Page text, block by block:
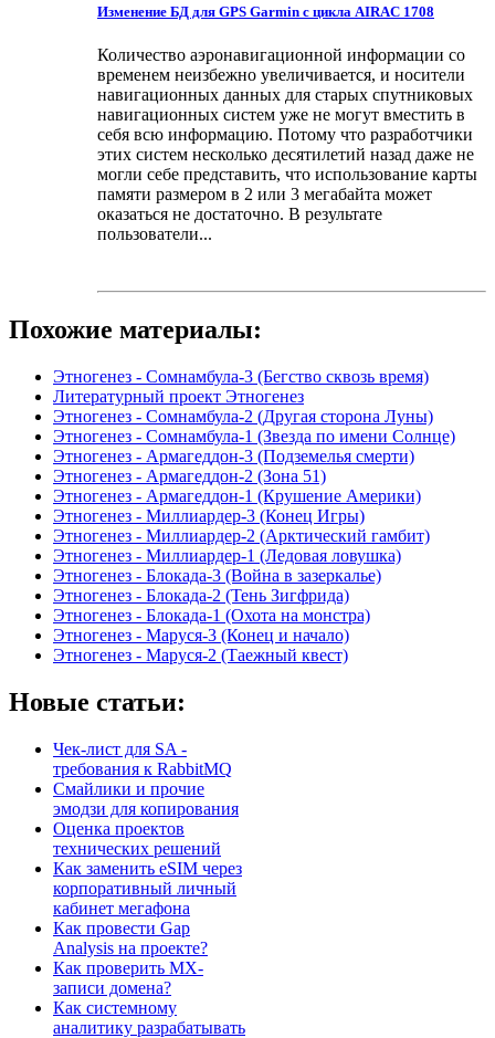
Изменение БД для GPS Garmin с цикла AIRAC 1708
Количество аэронавигационной информации со
временем неизбежно увеличивается, и носители
навигационных данных для старых спутниковых
навигационных систем уже не могут вместить в
себя всю информацию. Потому что разработчики
этих систем несколько десятилетий назад даже не
могли себе представить, что использование карты
памяти размером в 2 или 3 мегабайта может
оказаться не достаточно. В результате
пользователи...
Похожие материалы:
Этногенез - Сомнамбула-3 (Бегство сквозь время)
Литературный проект Этногенез
Этногенез - Сомнамбула-2 (Другая сторона Луны)
Этногенез - Сомнамбула-1 (Звезда по имени Солнце)
Этногенез - Армагеддон-3 (Подземелья смерти)
Этногенез - Армагеддон-2 (Зона 51)
Этногенез - Армагеддон-1 (Крушение Америки)
Этногенез - Миллиардер-3 (Конец Игры)
Этногенез - Миллиардер-2 (Арктический гамбит)
Этногенез - Миллиардер-1 (Ледовая ловушка)
Этногенез - Блокада-3 (Война в зазеркалье)
Этногенез - Блокада-2 (Тень Зигфрида)
Этногенез - Блокада-1 (Охота на монстра)
Этногенез - Маруся-3 (Конец и начало)
Этногенез - Маруся-2 (Таежный квест)
Новые статьи:
Чек-лист для SA -
требования к RabbitMQ
Смайлики и прочие
эмодзи для копирования
Оценка проектов
технических решений
Как заменить eSIM через
корпоративный личный
кабинет мегафона
Как провести Gap
Analysis на проекте?
Как проверить MX-
записи домена?
Как системному
аналитику разрабатывать